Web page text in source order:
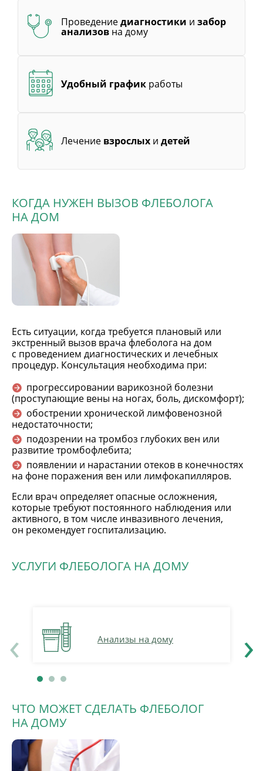
Проведениедиагностики и забор
анализов на дому
Удобный график работы
Лечение взрослых и детей
КОГДА НУЖЕН ВЫЗОВ ФЛЕБОЛОГА
НА ДОМ
Есть ситуации, когда требуется плановый или
экстренный вызов врача флеболога на дом
с проведением диагностических и лечебных
процедур. Консультация необходима при:
прогрессировании варикозной болезни
(проступающие вены на ногах, боль, дискомфорт);
обострении хронической лимфовенозной
недостаточности;
подозрении на тромбоз глубоких вен или
развитие тромбофлебита;
появлении и нарастании отеков в конечностях
на фоне поражения вен или лимфокапилляров.
Если врач определяет опасные осложнения,
которые требуют постоянного наблюдения или
активного, в том числе инвазивного лечения,
он рекомендует госпитализацию.
УСЛУГИ ФЛЕБОЛОГА НА ДОМУ
Анализы на дому
‹ ›
ЧТО МОЖЕТ СДЕЛАТЬ ФЛЕБОЛОГ
НА ДОМУ